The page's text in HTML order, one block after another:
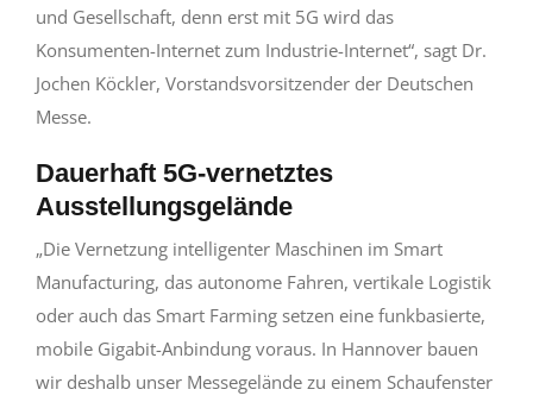
und Gesellschaft, denn erst mit 5G wird das
Konsumenten-Internet zum Industrie-Internet“, sagt Dr.
Jochen Köckler, Vorstandsvorsitzender der Deutschen
Messe.
Dauerhaft 5G-vernetztes
Ausstellungsgelände
„Die Vernetzung intelligenter Maschinen im Smart
Manufacturing, das autonome Fahren, vertikale Logistik
oder auch das Smart Farming setzen eine funkbasierte,
mobile Gigabit-Anbindung voraus. In Hannover bauen
wir deshalb unser Messegelände zu einem Schaufenster